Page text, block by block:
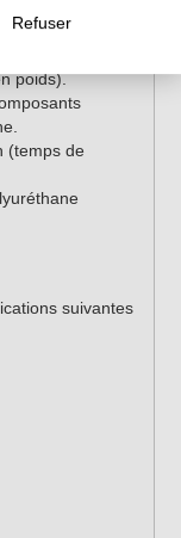
poids).
(temps de
suivantes
Refuser